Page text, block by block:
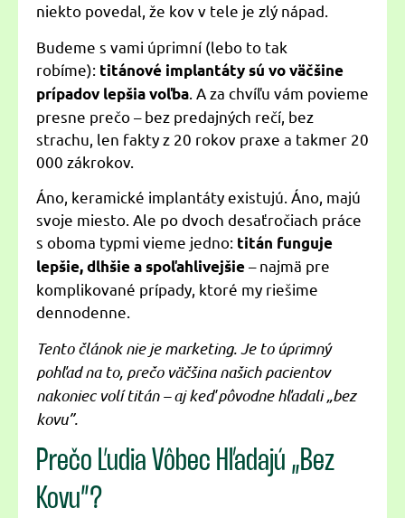
niekto povedal, že kov v tele je zlý nápad.
Budeme s vami úprimní (lebo to tak
robíme): titánové implantáty sú vo väčšine
prípadov lepšia voľba . A za chvíľu vám povieme
presne prečo – bez predajných rečí, bez
strachu, len fakty z 20 rokov praxe a takmer 20
000 zákrokov.
Áno, keramické implantáty existujú. Áno, majú
svoje miesto. Ale po dvoch desaťročiach práce
s oboma typmi vieme jedno: titán funguje
lepšie, dlhšie a spoľahlivejšie– najmä pre
komplikované prípady, ktoré my riešime
dennodenne.
Tento článok nie je marketing. Je to úprimný
pohľad na to, prečo väčšina našich pacientov
nakoniec volí titán – aj keď pôvodne hľadali „bez
kovu”.
Prečo Ľudia Vôbec Hľadajú „Bez
Kovu”?